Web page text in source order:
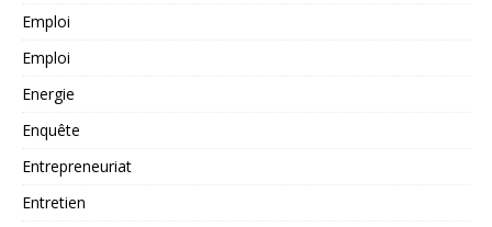
Emploi
Emploi
Energie
Enquête
Entrepreneuriat
Entretien